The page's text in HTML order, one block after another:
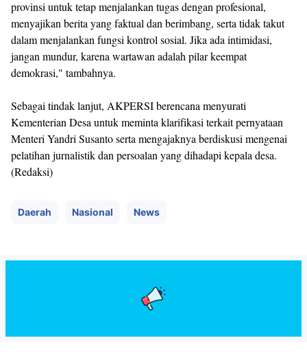
provinsi untuk tetap menjalankan tugas dengan profesional,
menyajikan berita yang faktual dan berimbang, serta tidak takut
dalam menjalankan fungsi kontrol sosial. Jika ada intimidasi,
jangan mundur, karena wartawan adalah pilar keempat
demokrasi," tambahnya.
Sebagai tindak lanjut, AKPERSI berencana menyurati
Kementerian Desa untuk meminta klarifikasi terkait pernyataan
Menteri Yandri Susanto serta mengajaknya berdiskusi mengenai
pelatihan jurnalistik dan persoalan yang dihadapi kepala desa.
(Redaksi)
Daerah Nasional News